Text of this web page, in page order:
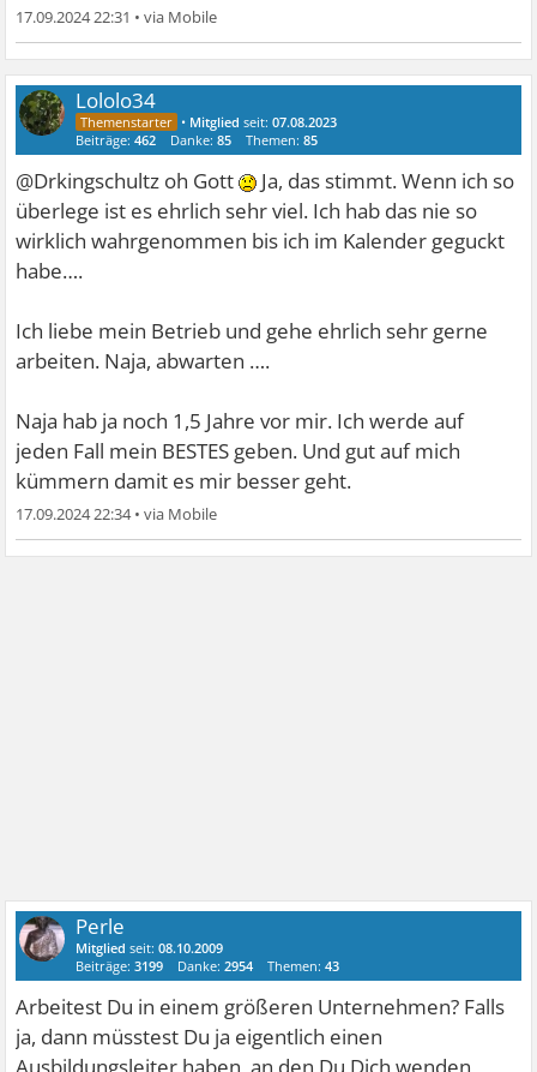
17.09.2024 22:31 •
Lololo34
• Mitglied seit:07.08.2023
Beiträge:462 Danke:85 Themen:85
@Drkingschultz oh Gott
Ja, das stimmt. Wenn ich so
überlege ist es ehrlich sehr viel. Ich hab das nie so
wirklich wahrgenommen bis ich im Kalender geguckt
habe….
Ich liebe mein Betrieb und gehe ehrlich sehr gerne
arbeiten. Naja, abwarten ….
Naja hab ja noch 1,5 Jahre vor mir. Ich werde auf
jeden Fall mein BESTES geben. Und gut auf mich
kümmern damit es mir besser geht.
17.09.2024 22:34•
Perle
Mitglied seit:08.10.2009
Beiträge:3199 Danke:2954 Themen:43
Arbeitest Du in einem größeren Unternehmen? Falls
ja, dann müsstest Du ja eigentlich einen